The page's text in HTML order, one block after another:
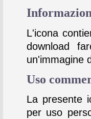
L'icona
download
un'immagine
Uso
La presente
per uso